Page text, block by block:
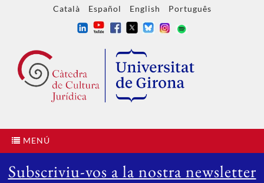
Català Español English Português
MENÚ
Subscriviu-vos a la nostra newsletter